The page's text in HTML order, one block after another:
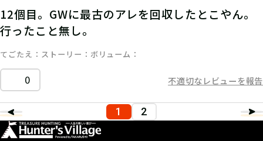
12個目。GWに最古のアレを回収したとこやん。
行ったこと無し。
てごたえ ストーリー ボリューム
0 不適切なレビューを報告
1 2